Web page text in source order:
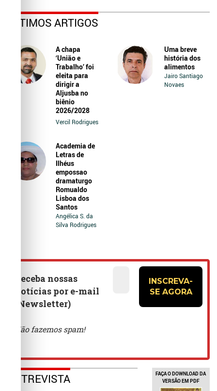
ÚLTIMOS ARTIGOS
A chapa
‘União e
Trabalho’ foi
eleita para
dirigir a
Aljusba no
biênio
2026/2028
Vercil Rodrigues
Uma breve
história dos
alimentos
Jairo Santiago
Novaes
Academia de
Letras de
Ilhéus
empossao
dramaturgo
Romualdo
Lisboa dos
Santos
Angélica S. da
Silva Rodrigues
ENTREVISTA
FAÇA O DOWNLOAD DA
VERSÃO EM PDF